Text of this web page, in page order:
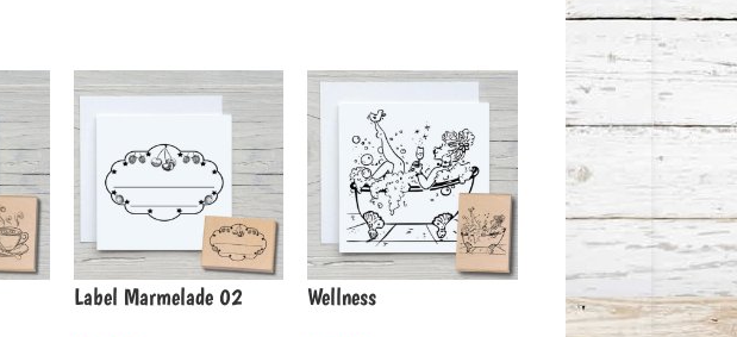
Label Marmelade 02 Wellness